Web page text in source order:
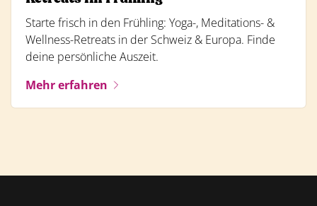
Starte frisch in den Frühling: Yoga-, Meditations- &
Wellness-Retreats in der Schweiz & Europa. Finde
deine persönliche Auszeit.
Mehr erfahren